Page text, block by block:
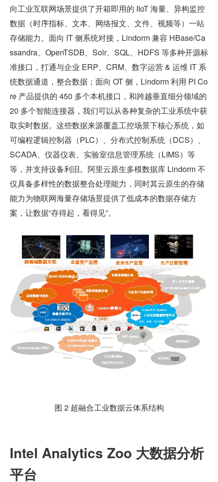
向工业互联网场景提供了开箱即用的 IIoT 海量、异构监控
数据（时序指标、文本、网络报文、文件、视频等）一站
存储能力。面向 IT 侧系统对接，Lindorm 兼容 HBase/Ca
ssandra、OpenTSDB、Solr、SQL、HDFS 等多种开源标
准接口，打通与企业 ERP、CRM、数字运营 & 运维 IT 系
统数据通道，整合数据；面向 OT 侧，Lindorm 利用 PI Co
re 产品提供的 450 多个本机接口，和跨越垂直细分领域的
20 多个智能连接器，我们可以从各种复杂的工业系统中获
取实时数据。这些数据来源覆盖工控场景下核心系统，如
可编程逻辑控制器（PLC）、分布式控制系统（DCS）、
SCADA、仪器仪表、实验室信息管理系统（LIMS）等
等，并支持设备利旧。阿里云原生多模数据库 Lindorm 不
仅具备多样性的数据整合处理能力，同时其云原生的存储
能力为物联网海量存储场景提供了低成本的数据存储方
案，让数据“存得起，看得见”。
图 2 超融合工业数据云体系结构
Intel Analytics Zoo 大数据分析
平台